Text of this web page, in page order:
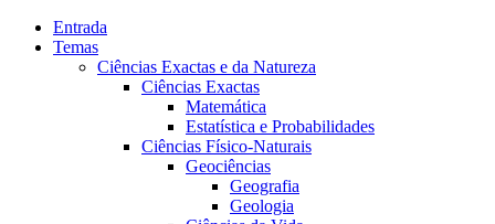
Entrada
Temas
Ciências Exactas e da Natureza
Ciências Exactas
Matemática
Estatística e Probabilidades
Ciências Físico-Naturais
Geociências
Geografia
Geologia